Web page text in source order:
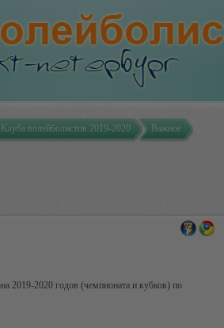
волейболистов 2019-2020 Важное
2019-2020 годов (чемпионата и кубков) по